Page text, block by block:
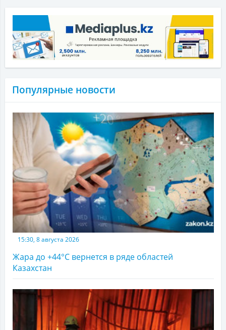
Популярные новости
15:30, 8 августа 2026
Жара до +44°С вернется в ряде областей
Казахстан